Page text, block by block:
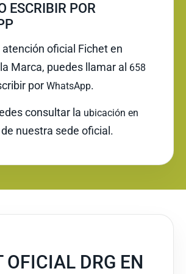
ESCRIBIR POR
oficial Fichet en
Marca, puedes llamar al 658
por WhatsApp.
consultar la ubicación en
de nuestra sede oficial.
OFICIAL DRG EN